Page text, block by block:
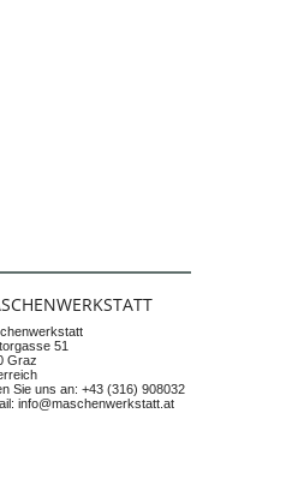
51
Graz
Sie uns an: +43 (316) 908032
info@maschenwerkstatt.at